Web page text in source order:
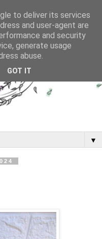
▼
to deliver its services
and user-agent are
and security
generate usage
abuse.
GOT IT